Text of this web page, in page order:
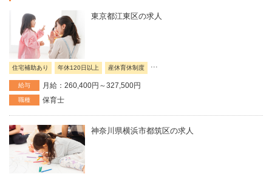
東京都江東区の求人
住宅補助あり 年休120日以上 産休育休制度 ...
給与 月給：260,400円～327,500円
職種 保育士
神奈川県横浜市都筑区の求人